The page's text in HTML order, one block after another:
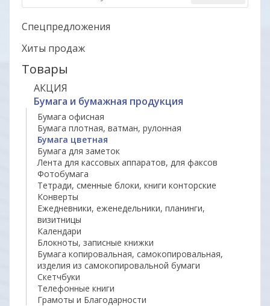
Спецпредложения
Хиты продаж
Товары
АКЦИЯ
Бумага и бумажная продукция
Бумага офисная
Бумага плотная, ватман, рулонная
Бумага цветная
Бумага для заметок
Лента для кассовых аппаратов, для факсов
Фотобумага
Тетради, сменные блоки, книги конторские
Конверты
Ежедневники, еженедельники, планинги,
визитницы
Календари
Блокноты, записные книжки
Бумага копировальная, самокопировальная,
изделия из самокопировальной бумаги
Скетчбуки
Телефонные книги
Грамоты и Благодарности